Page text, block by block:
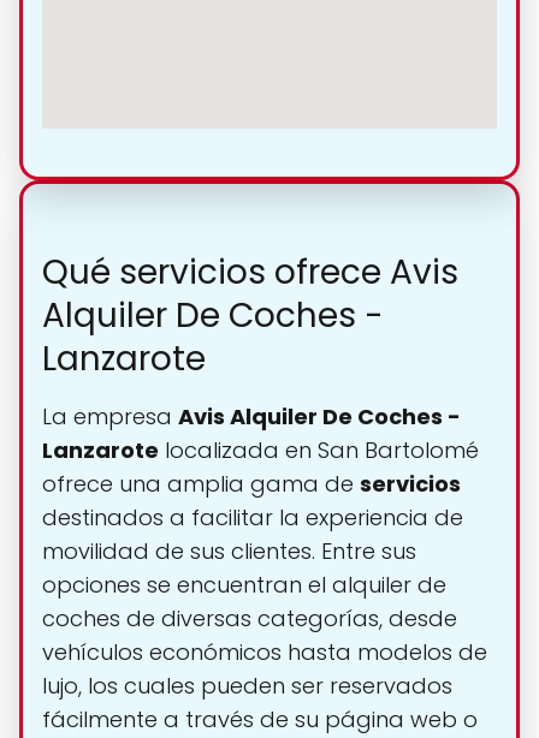
Qué servicios ofrece Avis
Alquiler De Coches -
Lanzarote
La empresa Avis Alquiler De Coches -
Lanzarote localizada en San Bartolomé
ofrece una amplia gama de servicios
destinados a facilitar la experiencia de
movilidad de sus clientes. Entre sus
opciones se encuentran el alquiler de
coches de diversas categorías, desde
vehículos económicos hasta modelos de
lujo, los cuales pueden ser reservados
fácilmente a través de su página web o